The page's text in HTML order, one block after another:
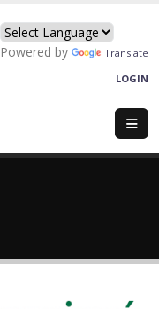
Powered by
Translate
LOGIN